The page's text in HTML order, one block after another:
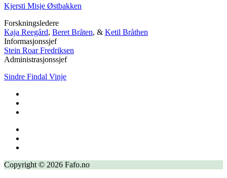
Kjersti Misje Østbakken
Forskningsledere
Kaja Reegård, Beret Bråten, & Ketil Bråthen
Informasjonssjef
Stein Roar Fredriksen
Administrasjonssjef
Sindre Findal Vinje
Copyright © 2026 Fafo.no